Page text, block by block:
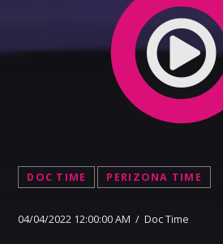
DOC TIME PERIZONA TIME
04/04/2022 12:00:00 AM / Doc Time